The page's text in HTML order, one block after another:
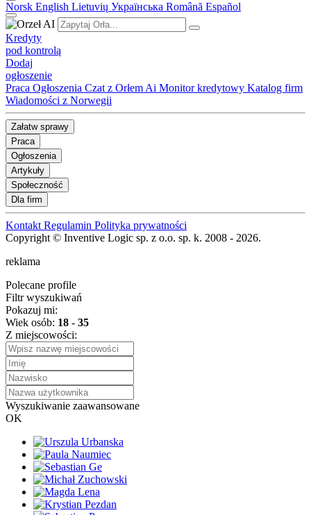
Norsk English Lietuvių Українська Română Español
Kredyty
pod kontrolą
Dodaj
ogłoszenie
Praca Ogłoszenia Czat z Orłem Ai Monitor kredytowy Katalog firm
Wiadomości z Norwegii
Załatw sprawy
Praca
Ogłoszenia
Artykuły
Społeczność
Dla firm
Kontakt Regulamin Polityka prywatności
Copyright © Inventive Logic sp. z o.o. sp. k. 2008 - 2026.
reklama
Polecane profile
Filtr wyszukiwań
Pokazuj mi:
Wiek osób: 18 - 35
Z miejscowości:
Wyszukiwanie zaawansowane
OK